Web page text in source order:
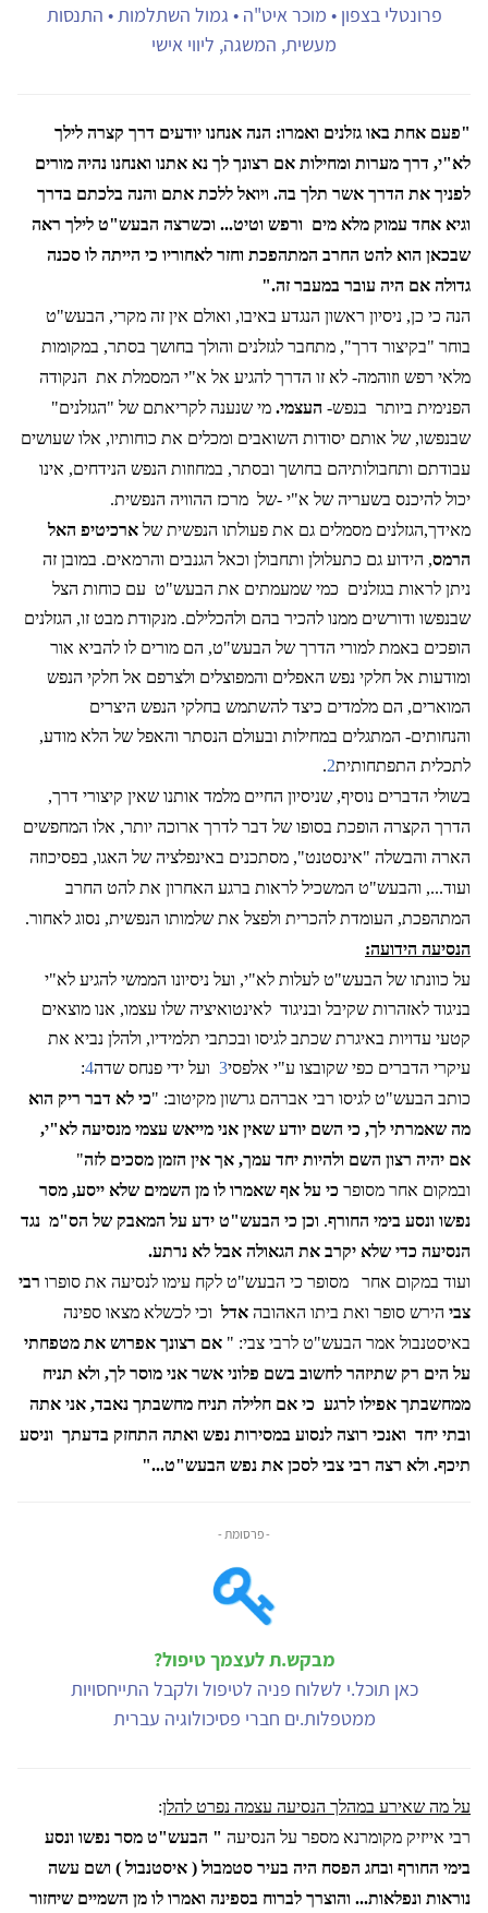
פרונטלי בצפון • מוכר איט"ה • גמול השתלמות • התנסות
מעשית, המשגה, ליווי אישי
"פעם אחת באו גזלנים ואמרו: הנה אנחנו יודעים דרך קצרה לילך
לא"י, דרך מערות ומחילות אם רצונך לך נא אתנו ואנחנו נהיה מורים
לפניך את הדרך אשר תלך בה. ויואל ללכת אתם והנה בלכתם בדרך
וגיא אחד עמוק מלא מים ורפש וטיט... וכשרצה הבעש"ט לילך ראה
שבכאן הוא להט החרב המתהפכת וחזר לאחוריו כי הייתה לו סכנה
גדולה אם היה עובר במעבר זה."
הנה כי כן, ניסיון ראשון הנגדע באיבו, ואולם אין זה מקרי, הבעש"ט
בוחר "בקיצור דרך", מתחבר לגזלנים והולך בחושך בסתר, במקומות
מלאי רפש וזוהמה- לא זו הדרך להגיע אל א"י המסמלת את הנקודה
הפנימית ביותר בנפש- העצמי. מי שנענה לקריאתם של "הגזלנים"
שבנפשו, של אותם יסודות השואבים ומכלים את כוחותיו, אלו שעושים
עבודתם ותחבולותיהם בחושך ובסתר, במחוזות הנפש הנידחים, אינו
יכול להיכנס בשעריה של א"י -של מרכז ההוויה הנפשית.
מאידך,הגזלנים מסמלים גם את פעולתו הנפשית של ארכיטיפ האל
הרמס, הידוע גם כתעלולן ותחבולן וכאל הגנבים והרמאים. במובן זה
ניתן לראות בגזלנים כמי שמעמתים את הבעש"ט עם כוחות הצל
שבנפשו ודורשים ממנו להכיר בהם ולהכלילם. מנקודת מבט זו, הגזלנים
הופכים באמת למורי הדרך של הבעש"ט, הם מורים לו להביא אור
ומודעות אל חלקי נפש האפלים והמפוצלים ולצרפם אל חלקי הנפש
המוארים, הם מלמדים כיצד להשתמש בחלקי הנפש היצרים
והנחותים- המתגלים במחילות ובעולם הנסתר והאפל של הלא מודע,
לתכלית התפתחותית2
.
בשולי הדברים נוסיף, שניסיון החיים מלמד אותנו שאין קיצורי דרך,
הדרך הקצרה הופכת בסופו של דבר לדרך ארוכה יותר, אלו המחפשים
הארה והבשלה "אינסטנט", מסתכנים באינפלציה של האגו, בפסיכוזה
ועוד..., והבעש"ט המשכיל לראות ברגע האחרון את להט החרב
המתהפכת, העומדת להכרית ולפצל את שלמותו הנפשית, נסוג לאחור.
הנסיעה הידועה:
על כוונתו של הבעש"ט לעלות לא"י, ועל ניסיונו הממשי להגיע לא"י
בניגוד לאזהרות שקיבל ובניגוד לאינטואיציה שלו עצמו, אנו מוצאים
קטעי עדויות באיגרת שכתב לגיסו ובכתבי תלמידיו, ולהלן נביא את
עיקרי הדברים כפי שקובצו ע"י אלפסי3 ועל ידי פנחס שדה4
:
כותב הבעש"ט לגיסו רבי אברהם גרשון מקיטוב: "כי לא דבר ריק הוא
מה שאמרתי לך, כי השם יודע שאין אני מייאש עצמי מנסיעה לא"י,
אם יהיה רצון השם ולהיות יחד עמך, אך אין הזמן מסכים לזה"
ובמקום אחר מסופר כי על אף שאמרו לו מן השמים שלא ייסע, מסר
נפשו ונסע בימי החורף. וכן כי הבעש"ט ידע על המאבק של הס"מ נגד
הנסיעה כדי שלא יקרב את הגאולה אבל לא נרתע.
ועוד במקום אחר
מסופר כי הבעש"ט לקח עימו לנסיעה את סופרו רבי
צבי הירש סופר ואת ביתו האהובה אדל וכי לכשלא מצאו ספינה
באיסטנבול אמר הבעש"ט לרבי צבי: " אם רצונך אפרוש את מטפחתי
על הים רק שתיזהר לחשוב בשם פלוני אשר אני מוסר לך, ולא תניח
ממחשבתך אפילו לרגע כי אם חלילה תניח מחשבתך נאבד, אני אתה
ובתי יחד ואנכי רוצה לנסוע במסירות נפש ואתה התחזק בדעתך וניסע
תיכף. ולא רצה רבי צבי לסכן את נפש הבעש"ט..."
- פרסומת -
מבקש.ת לעצמך טיפול?
כאן תוכל.י לשלוח פניה לטיפול ולקבל התייחסויות
ממטפלות.ים חברי פסיכולוגיה עברית
על מה שאירע במהלך הנסיעה עצמה נפרט להלן:
רבי אייזיק מקומרנא מספר על הנסיעה " הבעש"ט מסר נפשו ונסע
בימי החורף ובחג הפסח היה בעיר סטמבול ( איסטנבול ) ושם עשה
נוראות ונפלאות... והוצרך לברוח בספינה ואמרו לו מן השמיים שיחזור